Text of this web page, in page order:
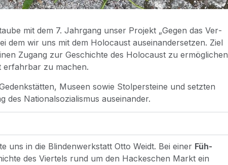
mit dem 7. Jahr­gang unser Pro­jekt „Gegen das Ver­
dem wir uns mit dem Holo­caust aus­ein­an­der­set­zen. Ziel
Zugang zur Geschich­te des Holo­caust zu ermög­li­chen
erfahr­bar zu machen.
Muse­en sowie Stol­per­stei­ne und setz­ten
des Natio­nal­so­zia­lis­mus auseinander.
uns in die Blin­den­werk­statt Otto Weidt. Bei einer Füh­
des Vier­tels rund um den Hacke­schen Markt ein